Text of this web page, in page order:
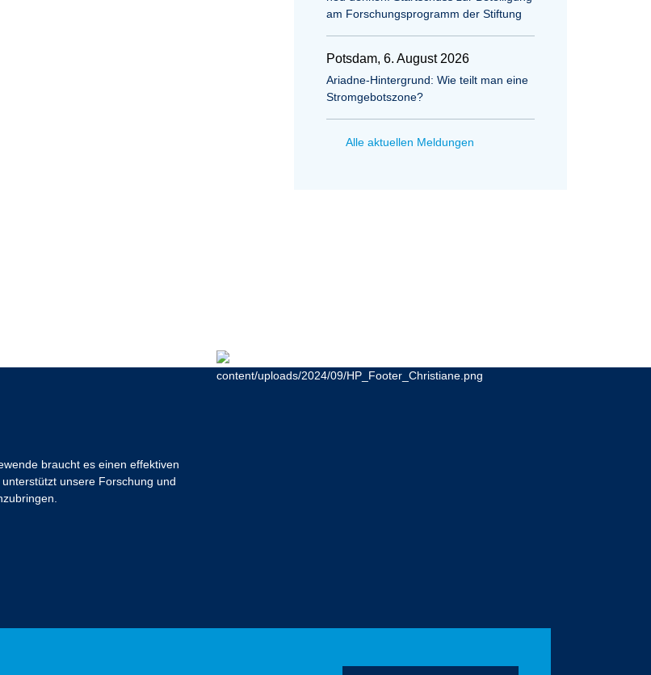
am Forschungsprogramm der Stiftung
Potsdam, 6. August 2026
Ariadne-Hintergrund: Wie teilt man eine
Stromgebotszone?
Alle aktuellen Meldungen
braucht es einen effektiven
unsere Forschung und